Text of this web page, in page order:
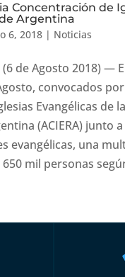
Concentración de
Argentina
6, 2018| Noticias
de Agosto 2018) —
convocados
Evangélicas de la
(ACIERA) junto
evangélicas, una
mil personas